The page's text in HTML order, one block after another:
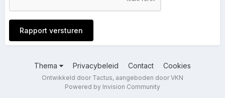
Rapport versturen
Thema Privacybeleid Contact Cookies
Ontwikkeld door Tactus, aangeboden door VKN
Powered by Invision Community